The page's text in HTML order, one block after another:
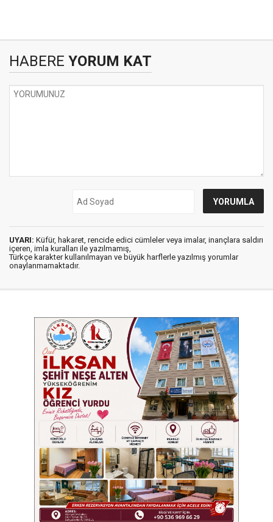
HABERE YORUM KAT
UYARI: Küfür, hakaret, rencide edici cümleler veya imalar, inançlara saldırı
içeren, imla kuralları ile yazılmamış,
Türkçe karakter kullanılmayan ve büyük harflerle yazılmış yorumlar
onaylanmamaktadır.